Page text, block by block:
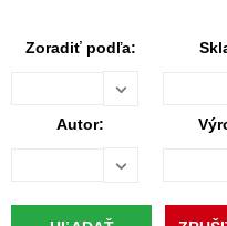
Zoradiť podľa:
Autor: